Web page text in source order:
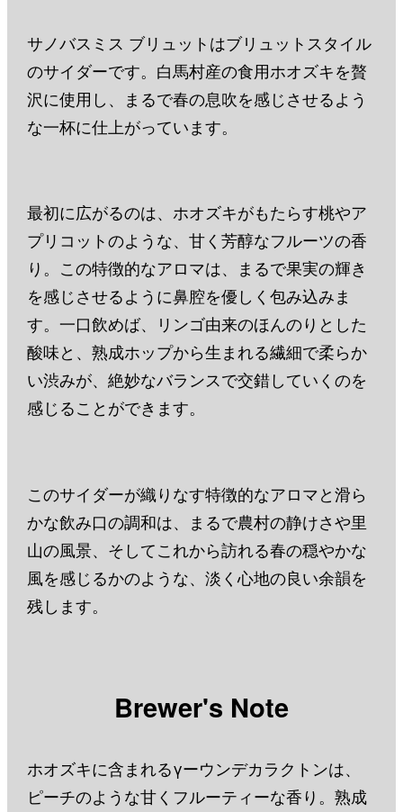
サノバスミス ブリュットはブリュットスタイル
のサイダーです。白馬村産の食用ホオズキを贅
沢に使用し、まるで春の息吹を感じさせるよう
な一杯に仕上がっています。
最初に広がるのは、ホオズキがもたらす桃やア
プリコットのような、甘く芳醇なフルーツの香
り。この特徴的なアロマは、まるで果実の輝き
を感じさせるように鼻腔を優しく包み込みま
す。一口飲めば、リンゴ由来のほんのりとした
酸味と、熟成ホップから生まれる繊細で柔らか
い渋みが、絶妙なバランスで交錯していくのを
感じることができます。
このサイダーが織りなす特徴的なアロマと滑ら
かな飲み口の調和は、まるで農村の静けさや里
山の風景、そしてこれから訪れる春の穏やかな
風を感じるかのような、淡く心地の良い余韻を
残します。
Brewer's Note
ホオズキに含まれるγーウンデカラクトンは、
ピーチのような甘くフルーティーな香り。熟成